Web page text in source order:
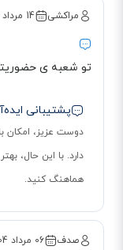
مراکشی 14 مرداد 1404
تو شعبه ی
پشتیبانی
دوست عزیز، امکان
هماهنگ کنید.
صدف 06 مرداد 1404